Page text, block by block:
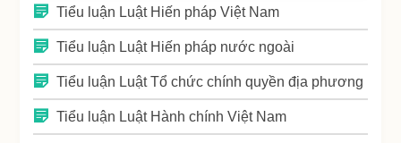
Tiểu luận Luật Hiến pháp Việt Nam
Tiểu luận Luật Hiến pháp nước ngoài
Tiểu luận Luật Tổ chức chính quyền địa phương
Tiểu luận Luật Hành chính Việt Nam